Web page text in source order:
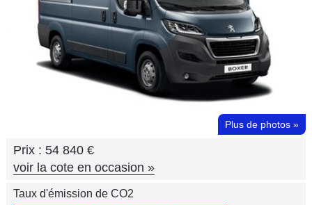
Flottes
Services
Marques
Plus de photos »
Prix : 54 840 €
voir la cote en occasion »
Taux d'émission de CO2